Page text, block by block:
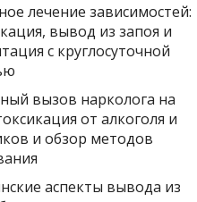
лечение зависимостей:
вывод из запоя и
с круглосуточной
вызов нарколога на
от алкоголя и
и обзор методов
аспекты вывода из